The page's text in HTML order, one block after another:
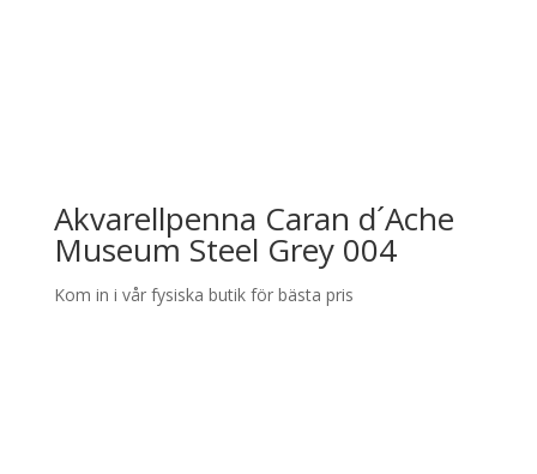
Akvarellpenna Caran d´Ache
Museum Steel Grey 004
Kom in i vår fysiska butik för bästa pris